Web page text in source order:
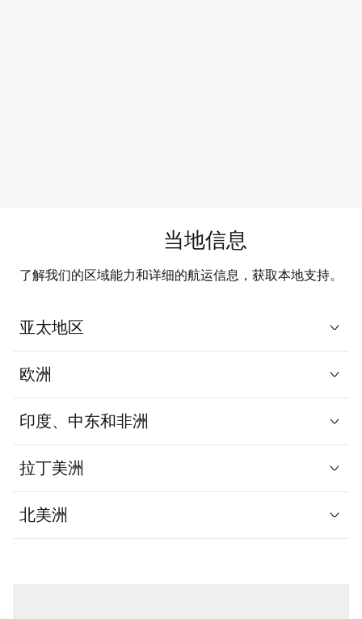
当地信息
了解我们的区域能力和详细的航运信息，获取本地支持。
亚太地区
欧洲
印度、中东和非洲
拉丁美洲
北美洲